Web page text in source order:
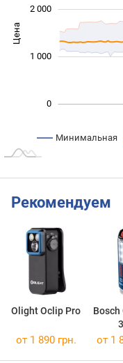
Цена
0
1 000
2 000
Минимальная
Рекомендуем
Olight Oclip Pro
Bosch
от 1 890 грн. от 1